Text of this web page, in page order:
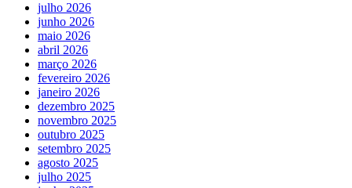
julho 2026
junho 2026
maio 2026
abril 2026
março 2026
fevereiro 2026
janeiro 2026
dezembro 2025
novembro 2025
outubro 2025
setembro 2025
agosto 2025
julho 2025